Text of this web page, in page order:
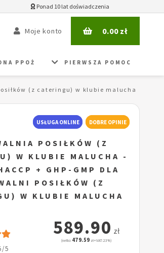
Ponad 10 lat doświadczenia
Moje konto 0.00zł
PPOŻ PIERWSZA POMOC
(z cateringu) w klubie malucha
USŁUGA ONLINE DOBRE OPINIE
POSIŁKÓW (Z
W KLUBIE MALUCHA -
+ GHP-GMP DLA
POSIŁKÓW (Z
W KLUBIE MALUCHA
5
589.90 zł
(netto: 479.59 zł + VAT: 23%)